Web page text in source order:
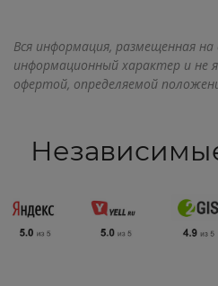
Вся информация, размещенная
информационный характер и не
офертой, определяемой